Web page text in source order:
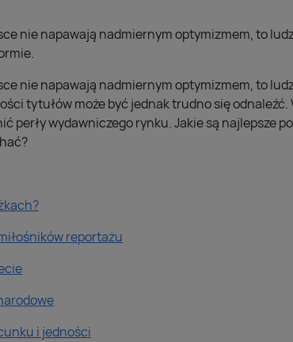
nie napawają nadmiernym optymizmem, to
nie napawają nadmiernym optymizmem, to
tytułów może być jednak trudno się odnaleźć.
perły wydawniczego rynku. Jakie są najlepsze
reportażu
i jedności